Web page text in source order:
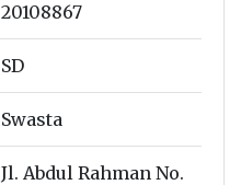
20108867
SD
Swasta
Jl. Abdul Rahman No.